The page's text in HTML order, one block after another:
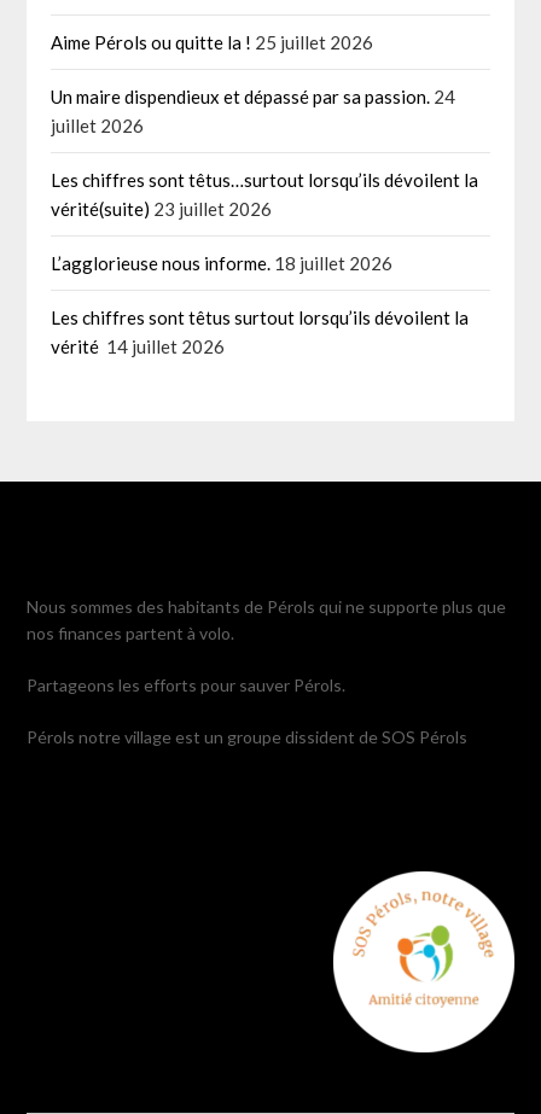
Aime Pérols ou quitte la ! 25 juillet 2026
Un maire dispendieux et dépassé par sa passion. 24
juillet 2026
Les chiffres sont têtus…surtout lorsqu’ils dévoilent la
vérité(suite) 23 juillet 2026
L’agglorieuse nous informe. 18 juillet 2026
Les chiffres sont têtus surtout lorsqu’ils dévoilent la
vérité 14 juillet 2026
Nous sommes des habitants de Pérols qui ne supporte plus que
nos finances partent à volo.
Partageons les efforts pour sauver Pérols.
Pérols notre village est un groupe dissident de SOS Pérols